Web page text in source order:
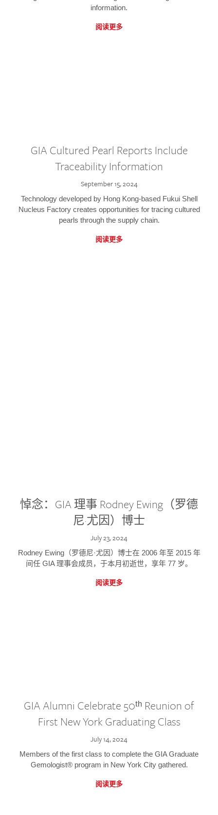
information.
阅读更多
GIA Cultured Pearl Reports Include
Traceability Information
September 15, 2024
Technology developed by Hong Kong-based Fukui Shell
Nucleus Factory creates opportunities for tracing cultured
pearls through the supply chain.
阅读更多
悼念：GIA 理事 Rodney Ewing（罗德
尼·尤因）博士
July 23, 2024
Rodney Ewing（罗德尼·尤因）博士在 2006 年至 2015 年
间任 GIA 理事会成员，于本月初逝世，享年 77 岁。
阅读更多
GIA Alumni Celebrate 50ᵗʰ Reunion of
First New York Graduating Class
July 14, 2024
Members of the first class to complete the GIA Graduate
Gemologist® program in New York City gathered.
阅读更多